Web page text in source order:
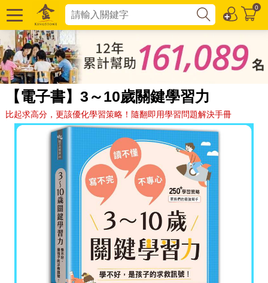
0
【電子書】3～10歲關鍵學習力
比起求高分，更該優化學習策略！隨翻即用學習問題解決手冊